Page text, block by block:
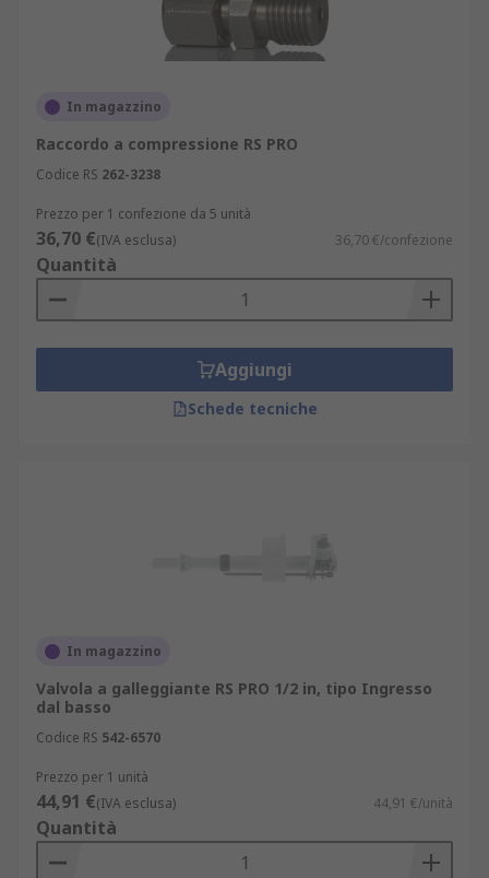
In magazzino
Raccordo a compressione RS PRO
Codice RS 262-3238
Prezzo per 1 confezione da 5 unità
36,70 €(IVA esclusa) 36,70 €/confezione
Quantità
Aggiungi
Schede tecniche
In magazzino
Valvola a galleggiante RS PRO 1/2 in, tipo Ingresso
dal basso
Codice RS 542-6570
Prezzo per 1 unità
44,91 €(IVA esclusa) 44,91 €/unità
Quantità